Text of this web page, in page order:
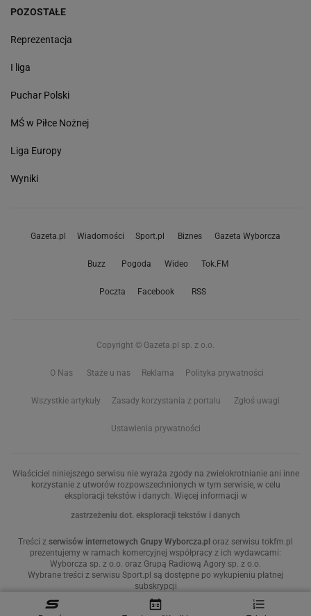
POZOSTAŁE
Reprezentacja
I liga
Puchar Polski
MŚ w Piłce Nożnej
Liga Europy
Wyniki
Gazeta.pl Wiadomości Sport.pl Biznes Gazeta Wyborcza
Buzz Pogoda Wideo Tok.FM
Poczta Facebook RSS
Copyright © Gazeta.pl sp. z o.o.
O Nas Staże u nas Reklama Polityka prywatności
Wszystkie artykuły Zasady korzystania z portalu Zgłoś uwagi
Ustawienia prywatności
Właściciel niniejszego serwisu nie wyraża zgody na zwielokrotnianie ani inne
korzystanie z utworów rozpowszechnionych w tym serwisie, w celu
eksploracji tekstów i danych. Więcej informacji w
zastrzeżeniu dot. eksploracji tekstów i danych
Treści z serwisów internetowych Grupy Wyborcza.pl oraz serwisu tokfm.pl
prezentujemy w ramach komercyjnej współpracy z ich wydawcami:
Wyborcza sp. z o.o. oraz Grupą Radiową Agory sp. z o.o.
Wybrane treści z serwisu Sport.pl są dostępne po wykupieniu płatnej
subskrypcji